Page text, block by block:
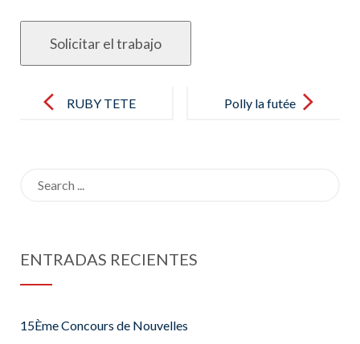
navigationRUBY TETE
Polly la futée
ENTRADAS RECIENTES
15Ème Concours de Nouvelles